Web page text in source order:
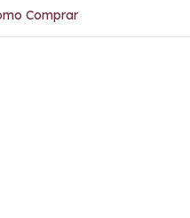
Comprar